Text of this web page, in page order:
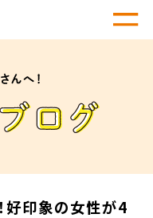
好印象の女性が4